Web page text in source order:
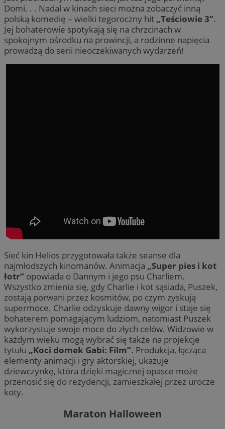
Domi. . . Nadal w kinach sieci można zobaczyć inną
polską komedię – wielki tegoroczny hit „Teściowie 3”.
Jej bohaterowie spotykają się na chrzcinach w
spokojnym ośrodku na prowincji, a rodzinne napięcia
prowadzą do serii nieoczekiwanych wydarzeń!
Sieć kin Helios przygotowała także seanse dla
najmłodszych kinomanów. Animacja „Super pies i kot
łotr” opowiada o Dannym i jego psu Charliem.
Wszystko zmienia się, gdy Charlie i kot sąsiada, Puszek,
zostają porwani przez kosmitów, po czym zyskują
supermoce. Charlie odzyskuje dawny wigor i staje się
bohaterem pomagającym ludziom, natomiast Puszek
wykorzystuje swoje moce do złych celów. Widzowie w
każdym wieku mogą wybrać się także na projekcje
tytułu „Koci domek Gabi: Film”. Produkcja, łącząca
elementy animacji i gry aktorskiej, ukazuje
dziewczynkę, która dzięki magicznej opasce może
przenosić się do rezydencji, zamieszkałej przez urocze
koty.
Maraton Halloween